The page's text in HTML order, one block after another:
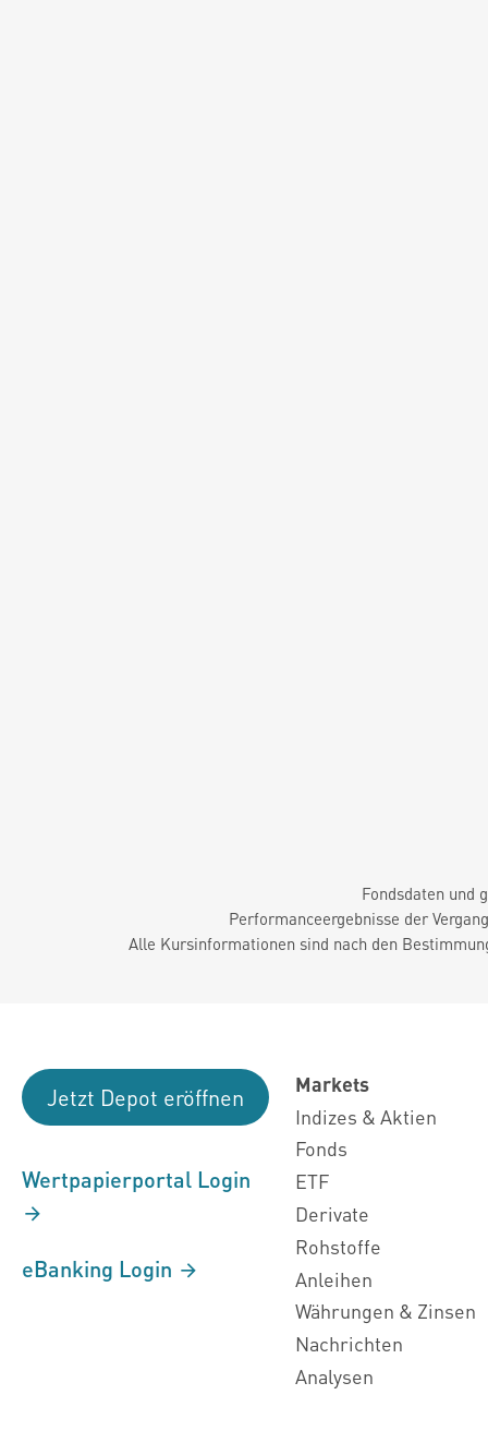
Fondsdaten und
Performanceergebnisse der
Alle Kursinformationen sind nach den
Jetzt Depot eröffnen
Wertpapierportal Login
eBanking Login
Markets
Indizes & Aktien
Fonds
ETF
Derivate
Rohstoffe
Anleihen
Währungen & Zinsen
Nachrichten
Analysen